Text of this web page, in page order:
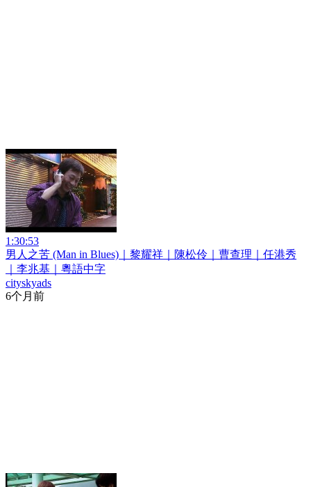
1:30:53
男人之苦 (Man in Blues)｜黎耀祥｜陳松伶｜曹查理｜任港秀
｜李兆基｜粵語中字
cityskyads
6个月前